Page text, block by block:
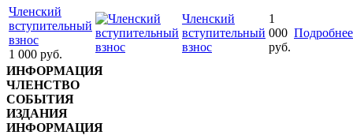
Членский
вступительный
взнос
1 000 руб.
Членский
вступительный
взнос
1
000
руб.
Подробнее
ИНФОРМАЦИЯ
ЧЛЕНСТВО
СОБЫТИЯ
ИЗДАНИЯ
ИНФОРМАЦИЯ